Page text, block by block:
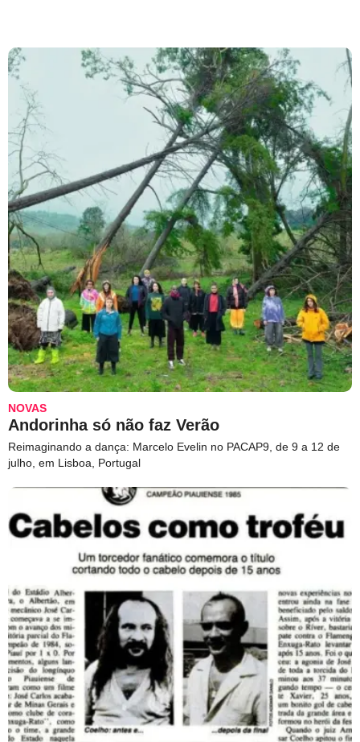
NOVAS
Andorinha só não faz Verão
Reimaginando a dança: Marcelo Evelin no PACAP9, de 9 a 12 de
julho, em Lisboa, Portugal